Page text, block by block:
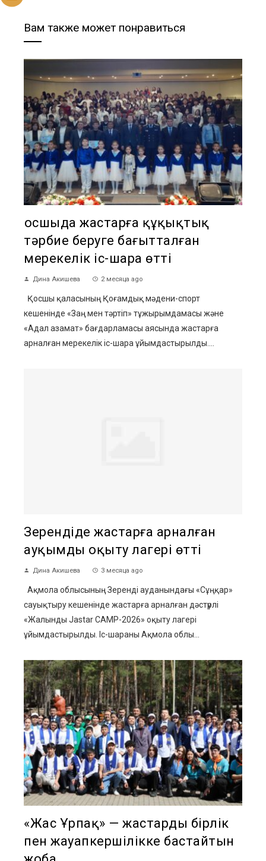
Вам также может понравиться
Қосшыда жастарға құқықтық
тәрбие беруге бағытталған
мерекелік іс-шара өтті
Дина Акишева 2 месяца ago
Қосшы қаласының Қоғамдық мәдени-спорт
кешенінде «Заң мен тәртіп» тұжырымдамасы және
«Адал азамат» бағдарламасы аясында жастарға
арналған мерекелік іс-шара ұйымдастырылды....
Зерендіде жастарға арналған
ауқымды оқыту лагері өтті
Дина Акишева 3 месяца ago
Ақмола облысының Зеренді ауданындағы «Сұңқар»
сауықтыру кешенінде жастарға арналған дәстүрлі
«Жалынды Jastar CAMP-2026» оқыту лагері
ұйымдастырылды. Іс-шараны Ақмола облы...
«Жас Ұрпақ» — жастарды бірлік
пен жауапкершілікке бастайтын